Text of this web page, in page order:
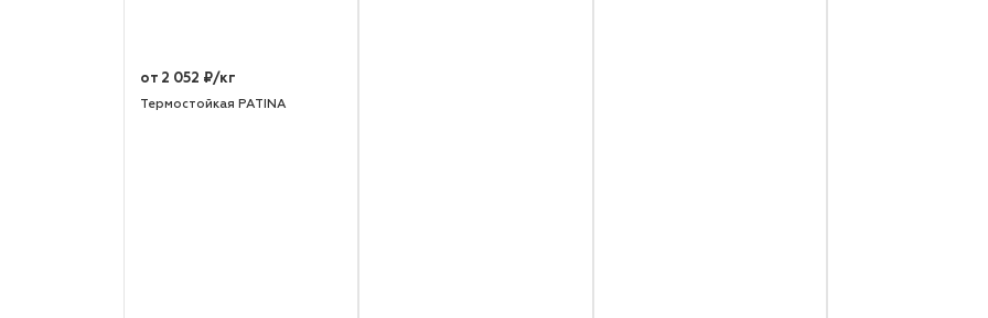
от 2 052 ₽/кг
Термостойкая PATINA